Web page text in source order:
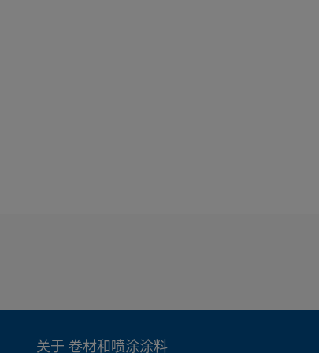
关于 卷材和喷涂涂料